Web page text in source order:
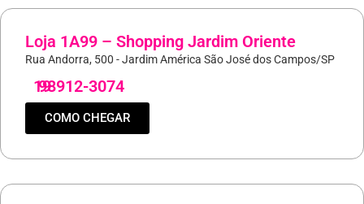
Loja 1A99 – Shopping Jardim Oriente
Rua Andorra, 500 - Jardim América São José dos Campos/SP
19
98912-3074
COMO CHEGAR